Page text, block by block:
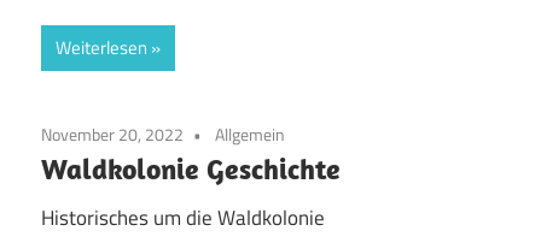
Weiterlesen
November 20, 2022 Allgemein
Waldkolonie Geschichte
Historisches um die Waldkolonie